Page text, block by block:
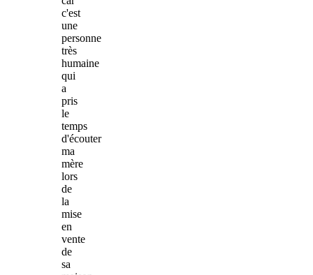
c'est
une
personne
très
humaine
qui
a
pris
le
temps
d'écouter
ma
mère
lors
de
la
mise
en
vente
de
sa